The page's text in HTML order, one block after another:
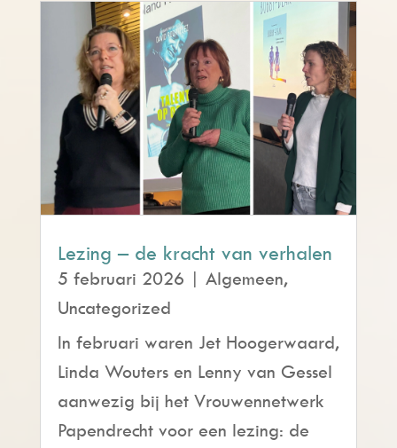
Lezing – de kracht van verhalen
5 februari 2026 | Algemeen,
Uncategorized
In februari waren Jet Hoogerwaard,
Linda Wouters en Lenny van Gessel
aanwezig bij het Vrouwennetwerk
Papendrecht voor een lezing: de